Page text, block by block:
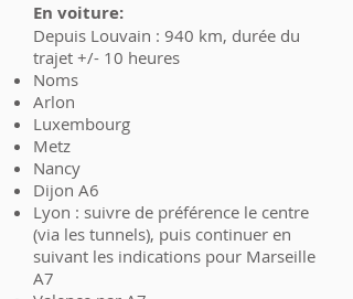
En voiture:
Depuis Louvain : 940 km, durée du
trajet +/- 10 heures
Noms
Arlon
Luxembourg
Metz
Nancy
Dijon A6
Lyon : suivre de préférence le centre
(via les tunnels), puis continuer en
suivant les indications pour Marseille
A7